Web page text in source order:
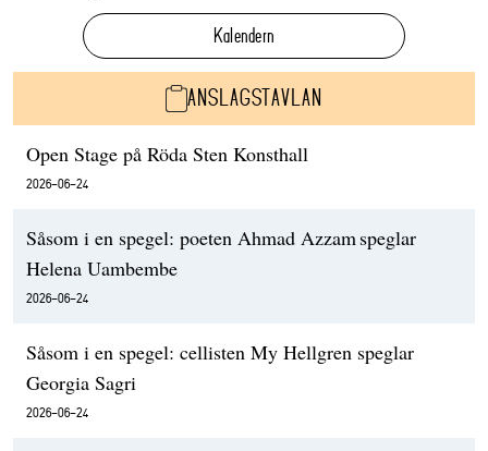
Kalendern
ANSLAGSTAVLAN
Open Stage på Röda Sten Konsthall
2026-06-24
Såsom i en spegel: poeten Ahmad Azzam speglar
Helena Uambembe
2026-06-24
Såsom i en spegel: cellisten My Hellgren speglar
Georgia Sagri
2026-06-24